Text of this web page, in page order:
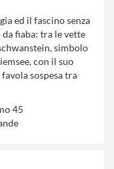
ed il fascino senza
fiaba: tra le vette
simbolo
con il suo
sospesa tra
45